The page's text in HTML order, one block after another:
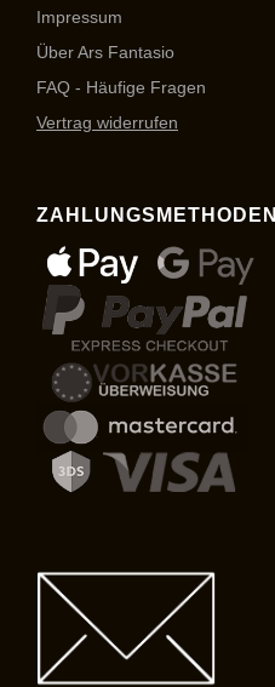
Impressum
Über Ars Fantasio
FAQ - Häufige Fragen
Vertrag widerrufen
ZAHLUNGSMETHODEN